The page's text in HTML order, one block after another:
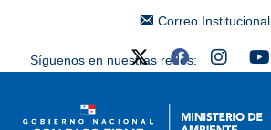
Correo Institucional
Síguenos en nuestras redes: